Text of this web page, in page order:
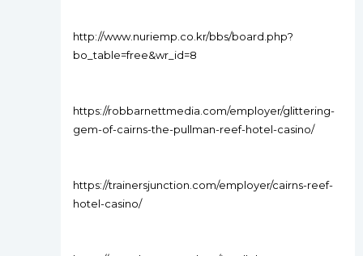
http://www.nuriemp.co.kr/bbs/board.php?
bo_table=free&wr_id=8
https://robbarnettmedia.com/employer/glittering-
gem-of-cairns-the-pullman-reef-hotel-casino/
https://trainersjunction.com/employer/cairns-reef-
hotel-casino/